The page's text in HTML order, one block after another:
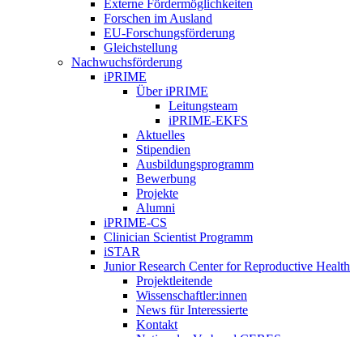
Externe Fördermöglichkeiten
Forschen im Ausland
EU-Forschungsförderung
Gleichstellung
Nachwuchsförderung
iPRIME
Über iPRIME
Leitungsteam
iPRIME-EKFS
Aktuelles
Stipendien
Ausbildungsprogramm
Bewerbung
Projekte
Alumni
iPRIME-CS
Clinician Scientist Programm
iSTAR
Junior Research Center for Reproductive Health
Projektleitende
Wissenschaftler:innen
News für Interessierte
Kontakt